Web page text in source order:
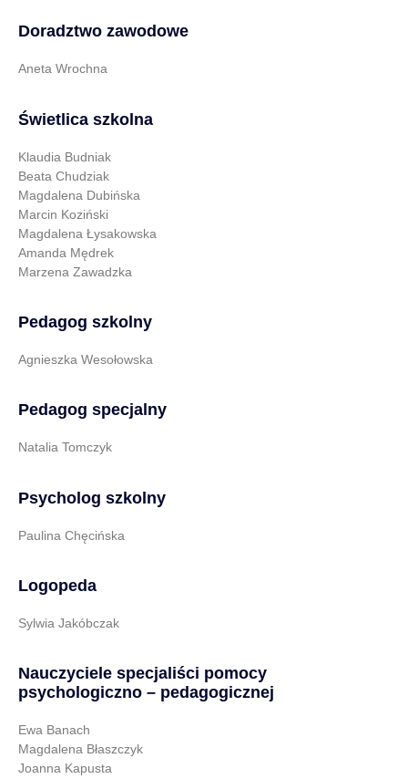
Doradztwo zawodowe
Aneta Wrochna
Świetlica szkolna
Klaudia Budniak
Beata Chudziak
Magdalena Dubińska
Marcin Koziński
Magdalena Łysakowska
Amanda Mędrek
Marzena Zawadzka
Pedagog szkolny
Agnieszka Wesołowska
Pedagog specjalny
Natalia Tomczyk
Psycholog szkolny
Paulina Chęcińska
Logopeda
Sylwia Jakóbczak
Nauczyciele specjaliści pomocy
psychologiczno – pedagogicznej
Ewa Banach
Magdalena Błaszczyk
Joanna Kapusta